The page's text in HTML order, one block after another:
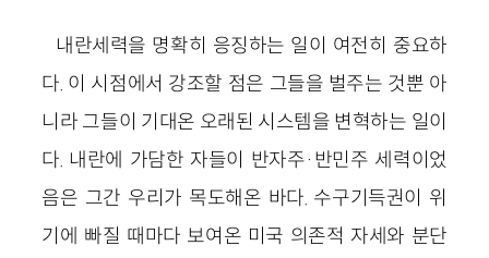
내란세력을 명확히 응징하는 일이 여전히 중요하
다. 이 시점에서 강조할 점은 그들을 벌주는 것뿐 아
니라 그들이 기대온 오래된 시스템을 변혁하는 일이
다. 내란에 가담한 자들이 반자주·반민주 세력이었
음은 그간 우리가 목도해온 바다. 수구기득권이 위
기에 빠질 때마다 보여온 미국 의존적 자세와 분단